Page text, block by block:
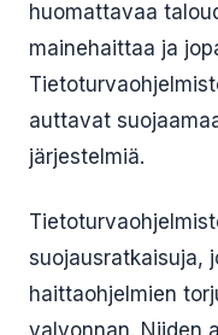
huomattavaa
mainehaittaa ja
auttavat
järjestelmiä.
suojausratkaisuja,
haittaohjelmien
valvonnan. Niiden